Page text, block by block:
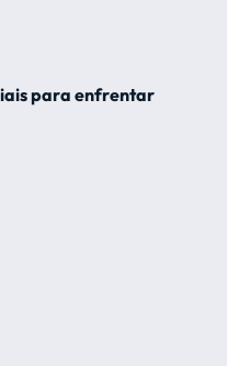
para enfrentar